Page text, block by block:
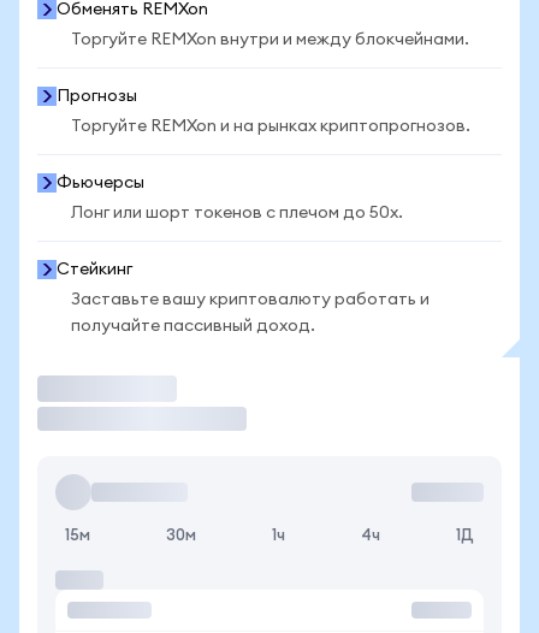
Обменять REMXon
Торгуйте REMXon внутри и между блокчейнами.
Прогнозы
Торгуйте REMXon и на рынках криптопрогнозов.
Фьючерсы
Лонг или шорт токенов с плечом до 50x.
Стейкинг
Заставьте вашу криптовалюту работать и
получайте пассивный доход.
15м 30м 1ч 4ч 1Д